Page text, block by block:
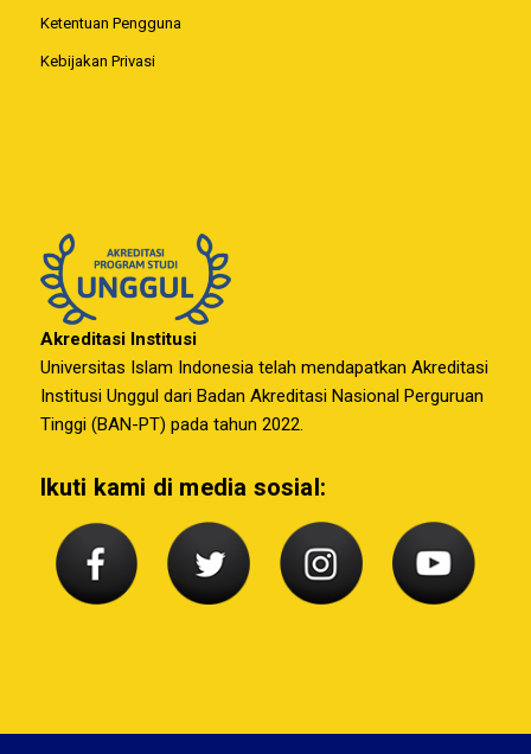
Ketentuan Pengguna
Kebijakan Privasi
Akreditasi Institusi
Universitas Islam Indonesia telah mendapatkan Akreditasi
Institusi Unggul dari Badan Akreditasi Nasional Perguruan
Tinggi (BAN-PT) pada tahun 2022.
Ikuti kami di media sosial: